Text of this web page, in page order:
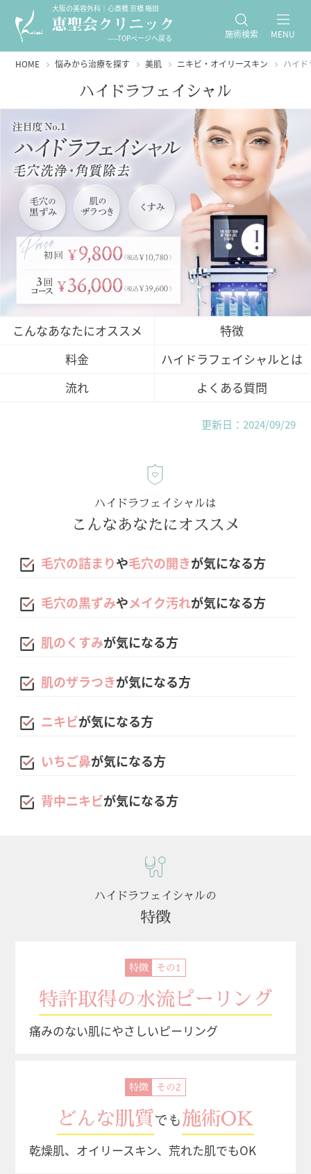
大阪の美容外科｜心斎橋 京橋 梅田
-----TOPページへ戻る 施術検索 MENU
HOME 悩みから治療を探す 美肌 ニキビ・オイリースキン ハイ
ハイドラフェイシャル
こんなあなたにオススメ
特徴
料金
ハイドラフェイシャルとは
流れ
よくある質問
更新日：2024/09/29
ハイドラフェイシャルは
こんなあなたにオススメ
毛穴の詰まりや毛穴の開きが気になる方
毛穴の黒ずみやメイク汚れが気になる方
肌のくすみが気になる方
肌のザラつきが気になる方
ニキビが気になる方
いちご鼻が気になる方
背中ニキビが気になる方
ハイドラフェイシャルの
特徴
特徴
特許取得の水流ピーリング
痛みのない肌にやさしいピーリング
特徴
どんな肌質でも施術OK
乾燥肌、オイリースキン、荒れた肌でもOK